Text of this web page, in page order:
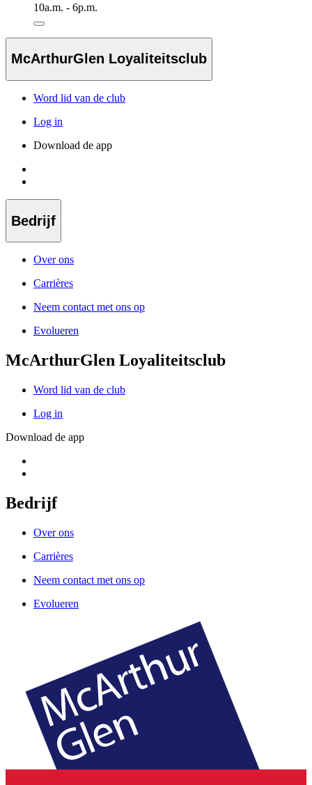
10a.m. - 6p.m.
McArthurGlen Loyaliteitsclub
Word lid van de club
Log in
Download de app
Bedrijf
Over ons
Carrières
Neem contact met ons op
Evolueren
McArthurGlen Loyaliteitsclub
Word lid van de club
Log in
Download de app
Bedrijf
Over ons
Carrières
Neem contact met ons op
Evolueren